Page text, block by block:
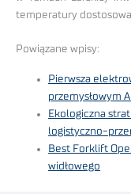
temperatury
Powiązane wpisy:
Pierwsza
przemysłowym
Ekologiczna
logistyczno-
Best Forklift
widłowego